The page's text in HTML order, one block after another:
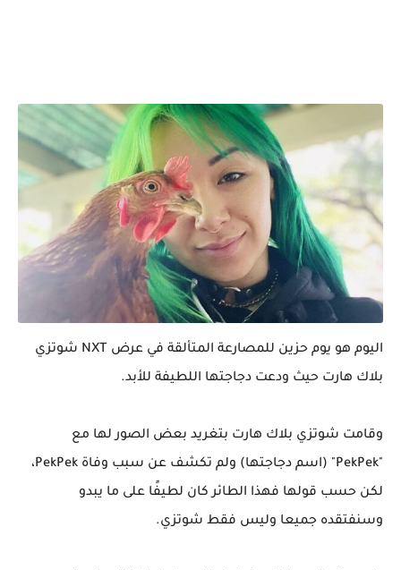
اليوم هو يوم حزين للمصارعة المتألقة في عرض NXT شوتزي
بلاك هارت حيث ودعت دجاجتها اللطيفة للأبد.
وقامت شوتزي بلاك هارت بتغريد بعض الصور لها مع
"PekPek" (اسم دجاجتها) ولم تكشف عن سبب وفاة PekPek،
لكن حسب قولها فهذا الطائر كان لطيفًا على ما يبدو
وسنفتقده جميعا وليس فقط شوتزي.